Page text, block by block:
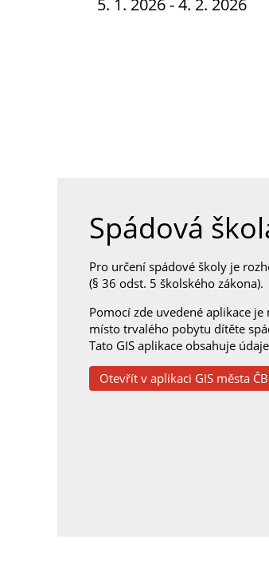
5. 1. 2026 - 4. 2. 2026
Spádová
Pro určení spádové školy je
(§ 36 odst. 5 školského zákona).
Pomocí zde uvedené aplikace
místo trvalého pobytu dítěte
Tato GIS aplikace obsahuje
Otevřít v aplikaci GIS města ČB